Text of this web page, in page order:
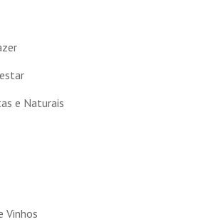
e Naturais
Vinhos